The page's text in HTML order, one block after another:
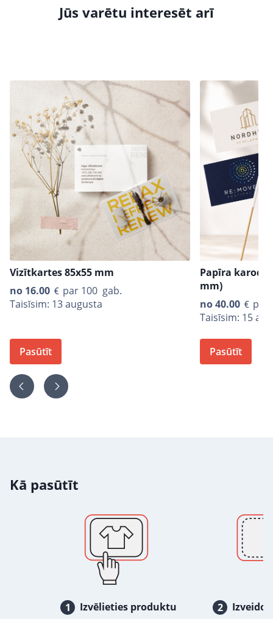
Jūs varētu interesēt arī
Vizītkartes 85х55 mm
no 16.00
par 100 gab.
Taisīsim: 13 augusta
Pasūtīt
Papīra
mm)
no40.00
par
Taisīsim: 15
Pasūtīt
Kā pasūtīt
1 Izvēlieties produktu 2